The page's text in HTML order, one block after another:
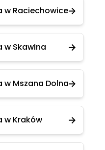
w Raciechowice
w Skawina
Mszana Dolna
w Kraków